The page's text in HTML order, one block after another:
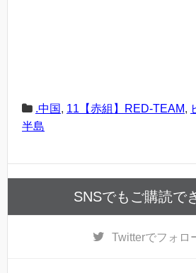
.中国, 11【赤組】RED-TEAM,
半島
SNSでもご購読で
Twitterでフォロ